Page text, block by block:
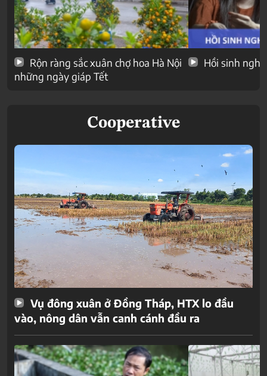
Rộn ràng sắc xuân chợ hoa Hà Nội
những ngày giáp Tết
Hồi sinh
Cooperative
Vụ đông xuân ở Đồng Tháp, HTX lo đầu
vào, nông dân vẫn canh cánh đầu ra